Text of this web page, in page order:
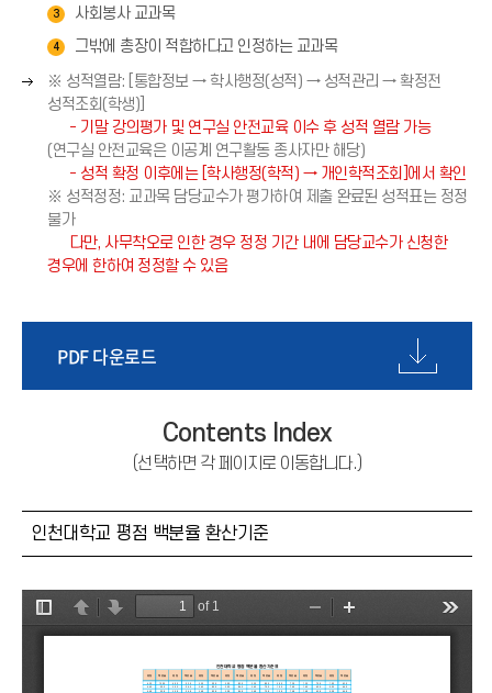
살
표
(
→
3 사회봉사 교과목
4
그밖에 총장이 적합하다고 인정하는 교과목
오
른
화
표
(
)
※ 성적열람: [통합정보 → 학사행정(성적) → 성적관리 → 확정전
성적조회(학생)]
- 기말 강의평가 및 연구실 안전교육 이수 후 성적 열람 가능
(연구실 안전교육은 이공계 연구활동 종사자만 해당)
- 성적 확정 이후에는 [학사행정(학적) → 개인학적조회]에서 확인
※ 성적정정: 교과목 담당교수가 평가하여 제출 완료된 성적표는 정정
불가
다만, 사무착오로 인한 경우 정정 기간 내에 담당교수가 신청한
경우에 한하여 정정할 수 있음
PDF 다운로드
Contents Index
(선택하면 각 페이지로 이동합니다.)
인천대학교 평점 백분율 환산기준